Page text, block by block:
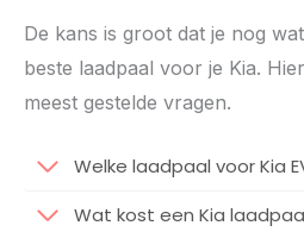
De kans is groot dat je nog
beste laadpaal voor je Kia.
meest gestelde vragen.
Welke laadpaal voor Kia
Wat kost een Kia